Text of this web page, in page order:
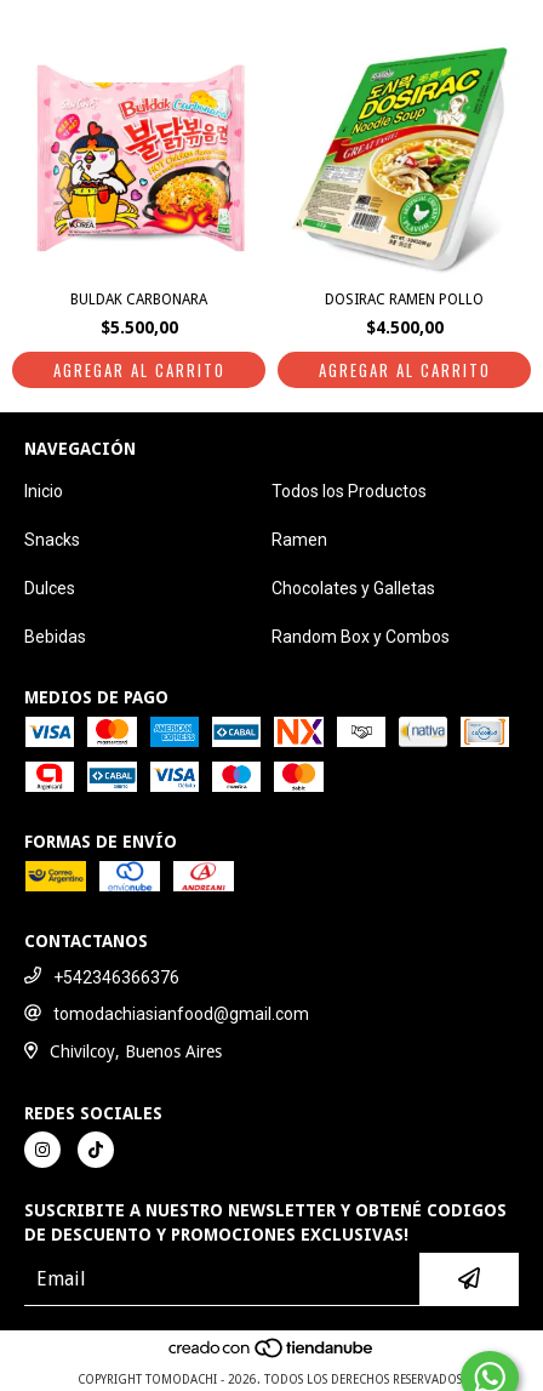
BULDAK CARBONARA
$5.500,00
DOSIRAC RAMEN POLLO
$4.500,00
NAVEGACIÓN
Inicio Todos los Productos
Snacks Ramen
Dulces Chocolates y Galletas
Bebidas Random Box y Combos
MEDIOS DE PAGO
FORMAS DE ENVÍO
CONTACTANOS
+542346366376
tomodachiasianfood@gmail.com
Chivilcoy, Buenos Aires
REDES SOCIALES
SUSCRIBITE A NUESTRO NEWSLETTER Y OBTENÉ CODIGOS
DE DESCUENTO Y PROMOCIONES EXCLUSIVAS!
COPYRIGHT TOMODACHI - 2026. TODOS LOS DERECHOS RESERVADOS.